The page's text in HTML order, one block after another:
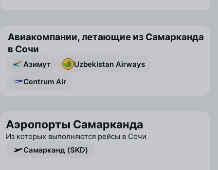
Авиакомпании, летающие из Самарканда
в Сочи
Азимут
Uzbekistan Airways
Centrum Air
Аэропорты Самарканда
Из которых выполняются рейсы в Сочи
Самарканд (SKD)